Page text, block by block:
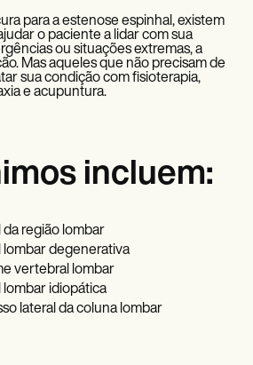
para a estenose espinhal, existem
o paciente a lidar com sua
ou situações extremas, a
Mas aqueles que não precisam de
sua condição com fisioterapia,
e acupuntura.
incluem:
da região lombar
lombar degenerativa
vertebral lombar
lombar idiopática
lateral da coluna lombar